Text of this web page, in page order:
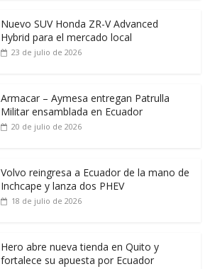
Nuevo SUV Honda ZR-V Advanced
Hybrid para el mercado local
23 de julio de 2026
Armacar – Aymesa entregan Patrulla
Militar ensamblada en Ecuador
20 de julio de 2026
Volvo reingresa a Ecuador de la mano de
Inchcape y lanza dos PHEV
18 de julio de 2026
Hero abre nueva tienda en Quito y
fortalece su apuesta por Ecuador